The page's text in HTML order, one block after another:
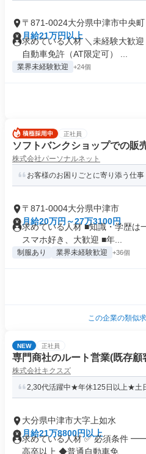
〒871-0024大分県中津市中央町
月給21万円以上
求めている人材 ＼未経験大歓
自動車免許（AT限定可） ...
業界未経験歓迎 +24個
正社員
ソフトバンクショップでの販
株式会社パーソナルネット
お客様のお困りごとに寄り添う仕
〒871-0004大分県中津市
月給20万円～27万3100円
求めている人材 ■知識・学歴は
スマホ好き、大歓迎 ■年...
制服あり 業界未経験歓迎 +36個
この企業の類似
NEW 正社員
専門商社のルート営業(既存顧
株式会社キクスズ
2,30代活躍中★年休125日以上★土
大分県中津市大字上如水
月給21万8800円以上
求めている人材 ✅ 必須
高卒以上 ◆普通自動車免...